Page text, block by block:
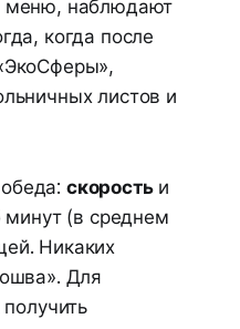
меню, наблюдают
когда после
листов и
скоростьи
минут (в среднем
Никаких
Для